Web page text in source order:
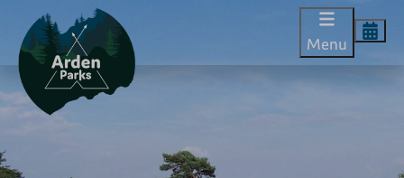
Menu